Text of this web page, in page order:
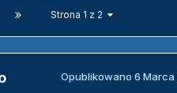
Strona 1 z 2
Opublikowano 6 Marca